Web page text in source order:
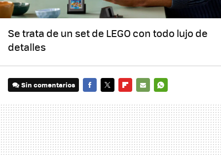
Se trata de un set de LEGO con todo lujo de
detalles
Sin comentarios
MAIL